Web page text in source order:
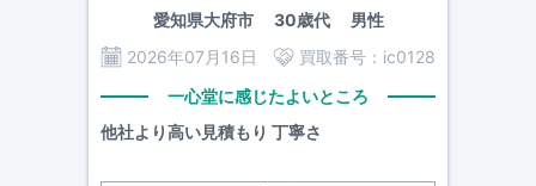
愛知県大府市30歳代 男性
2026年07月16日
買取番号： ic0128
一心堂に感じたよいところ
他社より高い見積もり 丁寧さ